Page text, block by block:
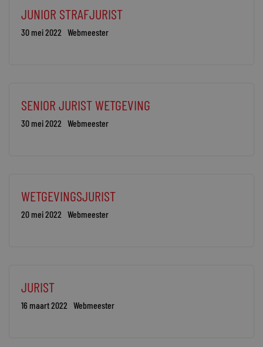
JUNIOR STRAFJURIST
30 mei 2022 Webmeester
SENIOR JURIST WETGEVING
30 mei 2022 Webmeester
WETGEVINGSJURIST
20 mei 2022 Webmeester
JURIST
16 maart 2022 Webmeester